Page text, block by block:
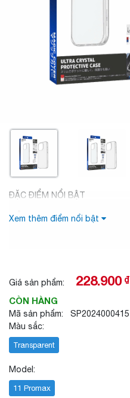
ĐẶC ĐIỂM NỔI BẬT
Xem thêm điểm nổi bật
Giá sản phẩm:
228.900₫
CÒN HÀNG
Mã sản phẩm: SP2024000415
Màu sắc:
Transparent
Model:
11 Promax